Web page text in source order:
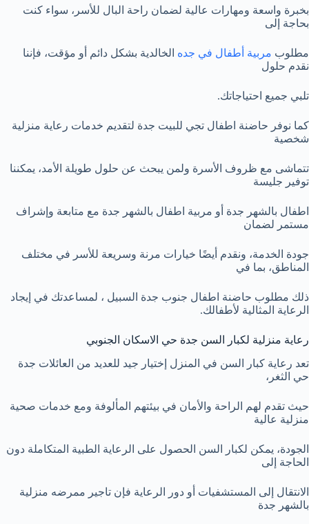
بخبرة واسعة ومهارات عالية لضمان راحة البال للأسر، سواء كنت
بحاجة إلى
مطلوب مربية أطفال في جده الخالدية بشكل دائم أو مؤقت، فإننا
نقدم حلول
تلبي جميع احتياجاتك.
كما نوفر حاضنة اطفال تجي للبيت جدة لتقديم خدمات رعاية منزلية
شخصية
تتماشى مع ظروف الأسرة ولمن يبحث عن حلول طويلة الأمد، يمكننا
توفير جليسة
اطفال بالشهر جدة أو مربية اطفال بالشهر جدة مع متابعة وإشراف
مستمر لضمان
جودة الخدمة، ونقدم أيضًا خيارات مرنة وسريعة للأسر في مختلف
المناطق، بما في
ذلك مطلوب حاضنة اطفال جنوب جدة السبيل ، لمساعدتك في إيجاد
الرعاية المثالية لأطفالك.
رعاية منزلية لكبار السن جدة حي الاسكان الجنوبي
تعد رعاية كبار السن في المنزل إختيار جيد للعديد من العائلات جدة
حي الثغر،
حيث تقدم لهم الراحة والأمان في بيئتهم المألوفة ومع خدمات صحية
منزلية عالية
الجودة، يمكن لكبار السن الحصول على الرعاية الطبية المتكاملة دون
الحاجة إلى
الانتقال إلى المستشفيات أو دور الرعاية فإن تاجير ممرضه منزلية
بالشهر جدة